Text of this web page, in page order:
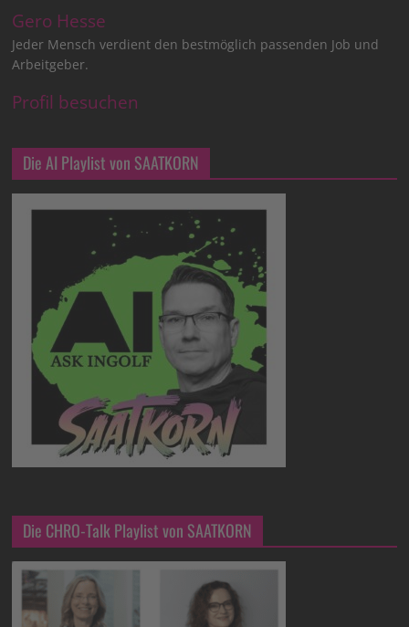
Gero Hesse
Jeder Mensch verdient den bestmöglich passenden Job und
Arbeitgeber.
Profil besuchen
Die AI Playlist von SAATKORN
Die CHRO-Talk Playlist von SAATKORN